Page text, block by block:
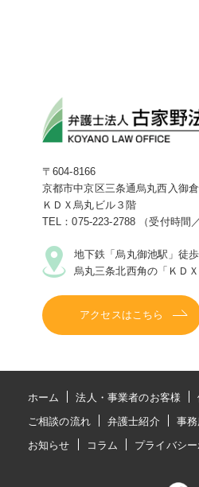
〒604-8166
京都市中京区三条通烏丸西入御
ＫＤＸ烏丸ビル３階
TEL：075-223-2788 （受付時間
地下鉄「烏丸御池駅」徒歩
烏丸三条北西角の「ＫＤ
アクセスはこちら
ホーム 法人・事業者のお客様
ご相談の流れ
弁護士紹介 事
お知らせ
コラム プライバシ